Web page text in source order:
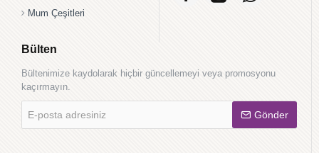
Mum Çeşitleri
Bülten
Bültenimize kaydolarak hiçbir güncellemeyi veya promosyonu
kaçırmayın.
posta
adresiniz
Gönder